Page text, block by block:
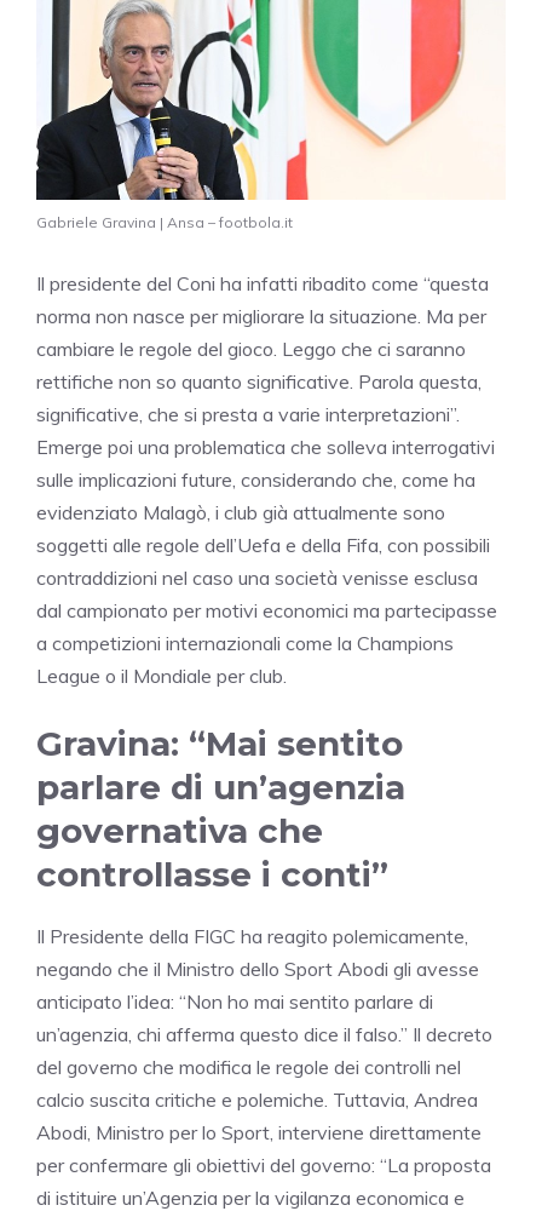
Gabriele Gravina | Ansa – footbola.it
Il presidente del Coni ha infatti ribadito come “questa
norma non nasce per migliorare la situazione. Ma per
cambiare le regole del gioco. Leggo che ci saranno
rettifiche non so quanto significative. Parola questa,
significative, che si presta a varie interpretazioni”.
Emerge poi una problematica che solleva interrogativi
sulle implicazioni future, considerando che, come ha
evidenziato Malagò, i club già attualmente sono
soggetti alle regole dell’Uefa e della Fifa, con possibili
contraddizioni nel caso una società venisse esclusa
dal campionato per motivi economici ma partecipasse
a competizioni internazionali come la Champions
League o il Mondiale per club.
Gravina: “Mai sentito
parlare di un’agenzia
governativa che
controllasse i conti”
Il Presidente della FIGC ha reagito polemicamente,
negando che il Ministro dello Sport Abodi gli avesse
anticipato l’idea: “Non ho mai sentito parlare di
un’agenzia, chi afferma questo dice il falso.” Il decreto
del governo che modifica le regole dei controlli nel
calcio suscita critiche e polemiche. Tuttavia, Andrea
Abodi, Ministro per lo Sport, interviene direttamente
per confermare gli obiettivi del governo: “La proposta
di istituire un’Agenzia per la vigilanza economica e